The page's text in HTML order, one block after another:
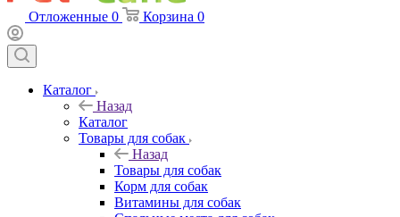
Отложенные 0 Корзина 0
Каталог
Назад
Каталог
Товары для собак
Назад
Товары для собак
Корм для собак
Витамины для собак